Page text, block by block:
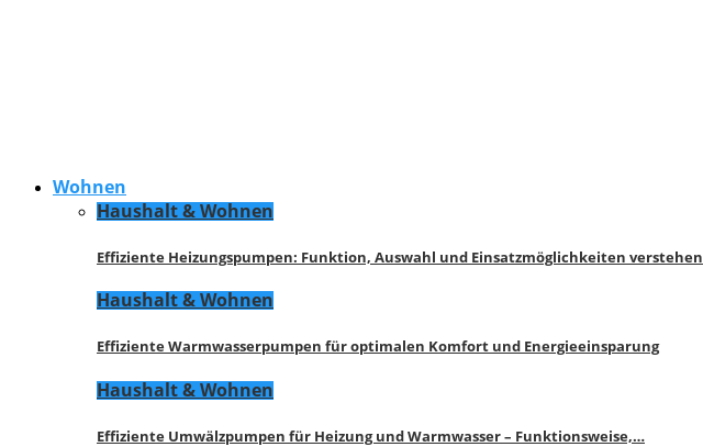
Wohnen
Haushalt & Wohnen
Effiziente Heizungspumpen: Funktion, Auswahl und Einsatzmöglichkeiten verstehen
Haushalt & Wohnen
Effiziente Warmwasserpumpen für optimalen Komfort und Energieeinsparung
Haushalt & Wohnen
Effiziente Umwälzpumpen für Heizung und Warmwasser – Funktionsweise,…